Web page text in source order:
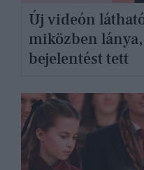
Új videón
miközben
bejelentést tett